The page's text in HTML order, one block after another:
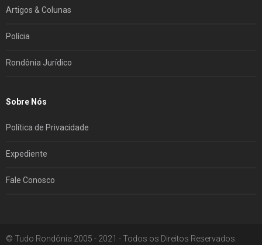
Artigos & Colunas
Polícia
Rondônia Jurídico
Sobre Nós
Política de Privacidade
Expediente
Fale Conosco
© Tudo Rondônia 2005 - 2021 - Todos os Direitos Reservados.